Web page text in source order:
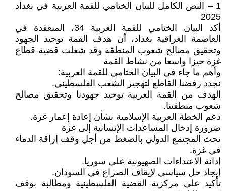
1 – النص الكامل للبيان الختامي للقمة العربية في بغداد
2025
أكد البيان الختامي للقمة العربية 34، المنعقدة في
العاصمة العراقية بغداد، أن هدف القمة توحيد الجهود
وتحقيق مصالح شعوب المنطقة وقد شغلت قضية قطاع
غزة حيزا واسعا من نشاط القمة
وأهم ما جاء في البيان الختامي للقمة العربية:
نجدد رفضنا القاطع لتهجير الشعب الفلسطيني.
الهدف من القمة العربية توحيد جهودنا وتحقيق مصالح
شعوب منطقتنا.
دعم الخطة العربية الإسلامية بشأن إعادة إعمار غزة.
ضرورة إدخال المساعدات الإنسانية إلى غزة
نحث المجتمع الدولي بالضغط من أجل وقف إراقة الدماء
في غزة.
إدانة الاعتداءات الصهيونية على سوريا.
إيجاد حل سياسي لإيقاف الصراع في السودان.
تأكيد على مركزية القضية الفلسطينية ومطالبة بوقف